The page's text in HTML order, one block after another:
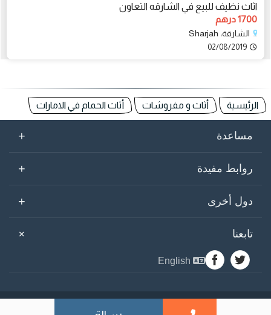
اثاث نظيف للبيع في الشارقه التعاون
1700 درهم
الشارقة، Sharjah
02/08/2019
الرئيسية أثاث و مفروشات أثاث الحمام في الامارات
مساعدة +
روابط مفيدة +
دول أخرى +
تابعنا +
sogarab ©